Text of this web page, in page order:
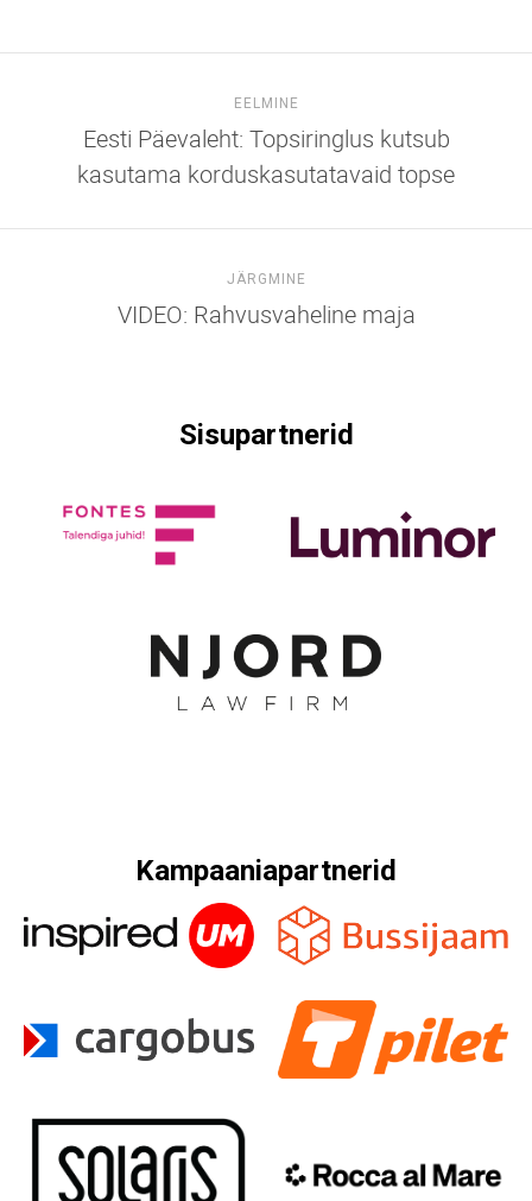
EELMINE
Eesti Päevaleht: Topsiringlus kutsub
kasutama korduskasutatavaid topse
JÄRGMINE
VIDEO: Rahvusvaheline maja
Sisupartnerid
Kampaaniapartnerid